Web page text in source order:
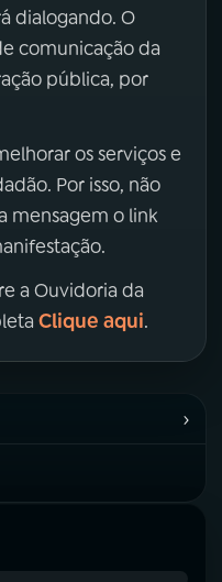
dialogando. O
comunicação da
pública, por
os serviços e
Por isso, não
mensagem o link
a Ouvidoria da
Clique aqui.
›